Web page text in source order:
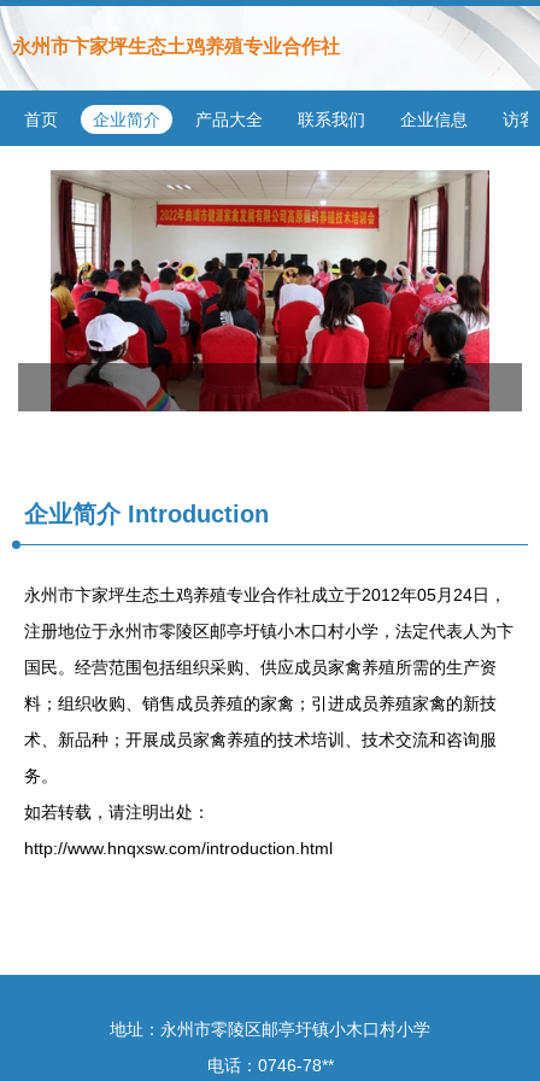
永州市卞家坪生态土鸡养殖专业合作社
首页 企业简介 产品大全 联系我们 企业信息 访客
企业简介 Introduction
永州市卞家坪生态土鸡养殖专业合作社成立于2012年05月24日，
注册地位于永州市零陵区邮亭圩镇小木口村小学，法定代表人为卞
国民。经营范围包括组织采购、供应成员家禽养殖所需的生产资
料；组织收购、销售成员养殖的家禽；引进成员养殖家禽的新技
术、新品种；开展成员家禽养殖的技术培训、技术交流和咨询服
务。
如若转载，请注明出处：
http://www.hnqxsw.com/introduction.html
地址：永州市零陵区邮亭圩镇小木口村小学
电话：0746-78**